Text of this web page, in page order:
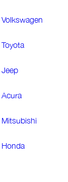
Volkswagen
Toyota
Jeep
Acura
Mitsubishi
Honda